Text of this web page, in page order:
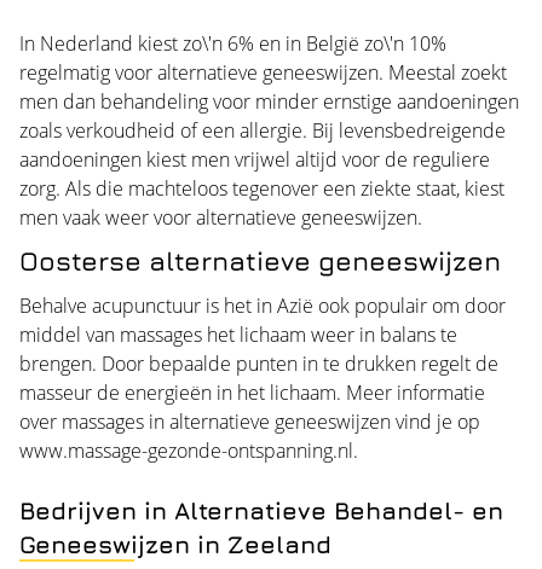
In Nederland kiest zo\'n 6% en in België zo\'n 10%
regelmatig voor alternatieve geneeswijzen. Meestal zoekt
men dan behandeling voor minder ernstige aandoeningen
zoals verkoudheid of een allergie. Bij levensbedreigende
aandoeningen kiest men vrijwel altijd voor de reguliere
zorg. Als die machteloos tegenover een ziekte staat, kiest
men vaak weer voor alternatieve geneeswijzen.
Oosterse alternatieve geneeswijzen
Behalve acupunctuur is het in Azië ook populair om door
middel van massages het lichaam weer in balans te
brengen. Door bepaalde punten in te drukken regelt de
masseur de energieën in het lichaam. Meer informatie
over massages in alternatieve geneeswijzen vind je op
www.massage-gezonde-ontspanning.nl.
Bedrijven in Alternatieve Behandel- en
Geneeswijzen in Zeeland